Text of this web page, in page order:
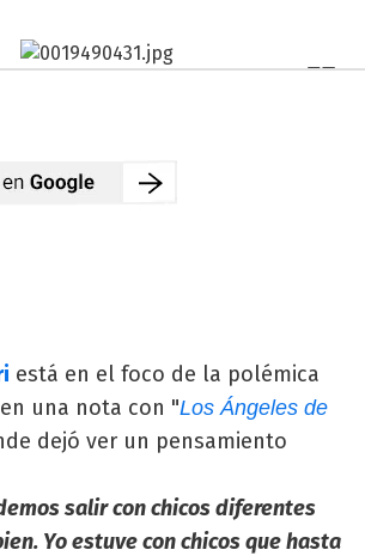
está en el foco de la polémica
una nota con "Los Ángeles de
dejó ver un pensamiento
salir con chicos diferentes
Yo estuve con chicos que hasta